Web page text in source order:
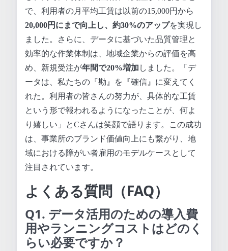
で、利用者の月平均工賃は以前の15,000円から
20,000円にまで向上し、約30%のアップを実現し
ました。さらに、データに基づいた品質管理と
効率的な作業体制は、地域企業からの評価を高
め、新規受注が年間で20%増加 しました。「デ
ータは、私たちの『勘』を『確信』に変えてく
れた。利用者の皆さんの努力が、具体的な工賃
という形で報われるようになったことが、何よ
り嬉しい」とCさんは笑顔で語ります。この成功
は、事業所のブランド価値向上にも繋がり、地
域における障がい者雇用のモデルケースとして
注目されています。
よくある質問（FAQ）
Q1. データ活用のための導入費
用やランニングコストはどのく
らい必要ですか？